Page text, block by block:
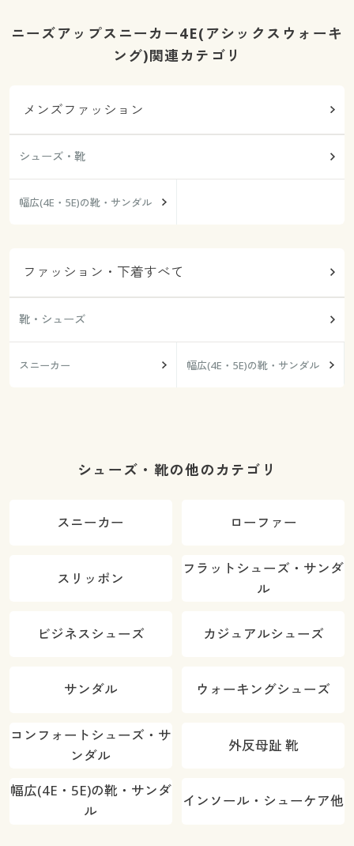
ニーズアップスニーカー4E(アシックスウォーキ
ング)関連カテゴリ
メンズファッション
シューズ・靴
幅広(4E・5E)の靴・サンダル
ファッション・下着すべて
靴・シューズ
スニーカー 幅広(4E・5E)の靴・サンダル
シューズ・靴の他のカテゴリ
スニーカー ローファー
スリッポン
フラットシューズ・サンダ
ル
ビジネスシューズ カジュアルシューズ
サンダル ウォーキングシューズ
コンフォートシューズ・サ
ンダル
外反母趾 靴
幅広(4E・5E)の靴・サンダ
ル
インソール・シューケア他